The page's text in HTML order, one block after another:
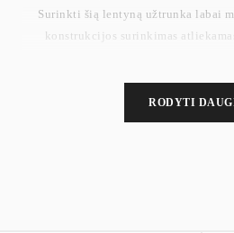
Surinkti šią lentyną užtrunka labai
konstrukcijos surinkimas
RODYTI